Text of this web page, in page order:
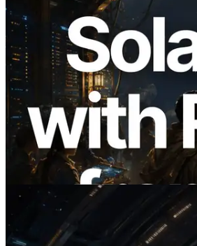
2026.08.05
ERPC, Solana Leader
7개 리전 ping 측정으로
Validators Information
이 글 읽기